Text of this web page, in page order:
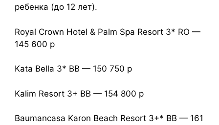
ребенка (до 12 лет).
Royal Crown Hotel & Palm Spa Resort 3* RO —
145 600 р
Kata Bella 3* ВВ — 150 750 р
Kalim Resort 3+ ВВ — 154 800 р
Baumancasa Karon Beach Resort 3+* ВВ — 161